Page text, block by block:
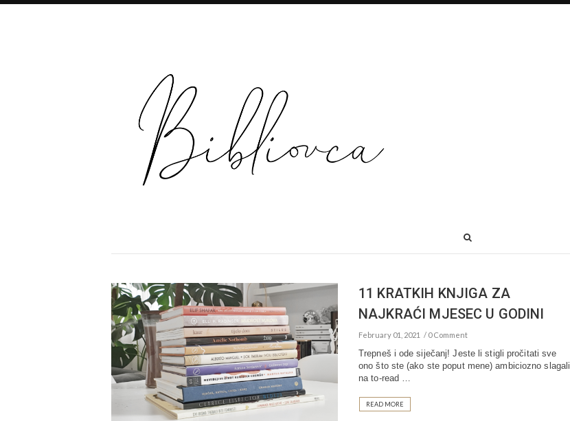
11 KRATKIH KNJIGA ZA
NAJKRAĆI MJESEC U GODINI
February 01, 2021 0 Comment
Trepneš i ode siječanj! Jeste li stigli pročitati sve
ono što ste (ako ste poput mene) ambiciozno slagali
na to-read …
READ MORE